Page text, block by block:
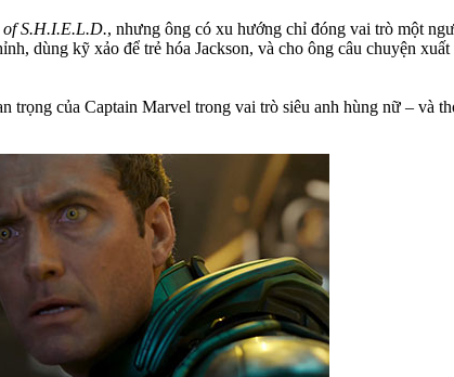
of S.H.I.E.L.D., nhưng ông có xu hướng chỉ đóng vai trò một
dùng kỹ xảo để trẻ hóa Jackson, và cho ông câu chuyện
của Captain Marvel trong vai trò siêu anh hùng nữ – và